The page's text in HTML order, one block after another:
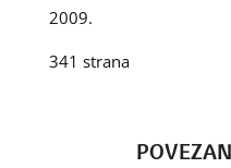
2009.
341 strana